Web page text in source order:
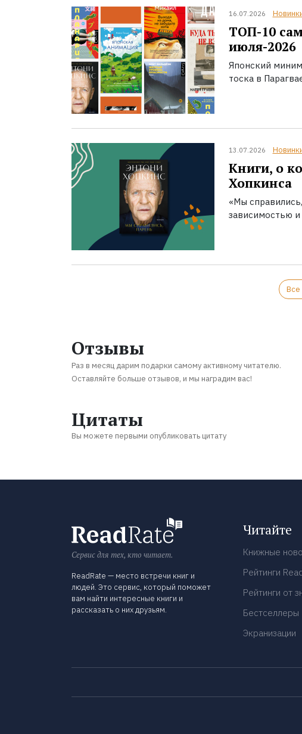
16.07.2026
ТОП-10
июля-2026
Японский
тоска в
13.07.2026
Книги, о
Хопкинса
«Мы
зависимостью
Все
Отзывы
Раз в месяц дарим подарки самому активному читателю.
Оставляйте больше отзывов, и мы наградим вас!
Цитаты
Вы можете первыми опубликовать цитату
Сервис для тех, кто читает.
ReadRate — место встречи книг и
людей. Это сервис, который поможет
вам найти интересные книги и
рассказать о них друзьям.
Читайте
Книжные
Рейтинги
Рейтинги от
Бестселлеры
Экранизации